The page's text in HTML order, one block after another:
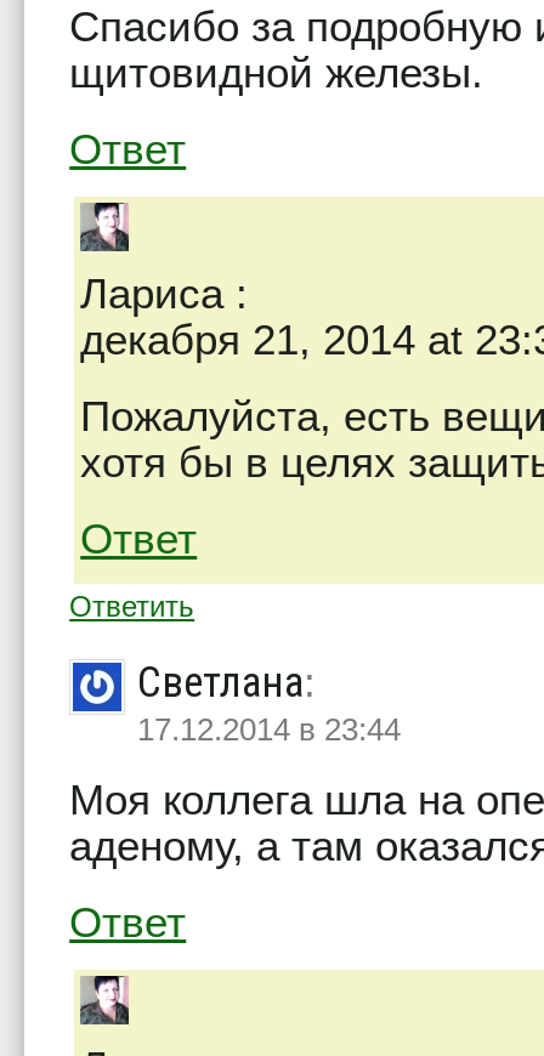
Спасибо за
щитовидной железы.
Ответ
Лариса :
декабря 21, 2014 at
Пожалуйста, есть
хотя бы в целях
Ответ
Ответить
Светлана:
17.12.2014 в 23:44
Моя коллега шла на
аденому, а там
Ответ